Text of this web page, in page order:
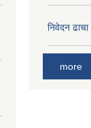
निवेदन ढाचा
more